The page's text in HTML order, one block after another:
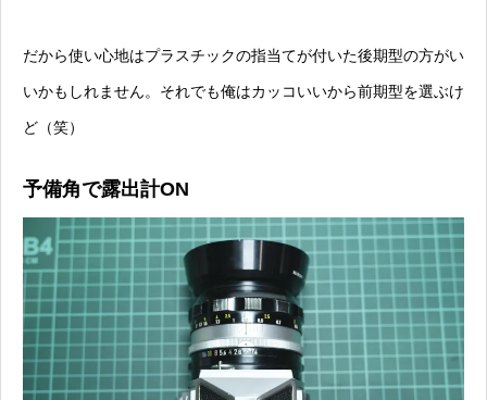
だから使い心地はプラスチックの指当てが付いた後期型の方がい
いかもしれません。それでも俺はカッコいいから前期型を選ぶけ
ど（笑）
予備角で露出計ON